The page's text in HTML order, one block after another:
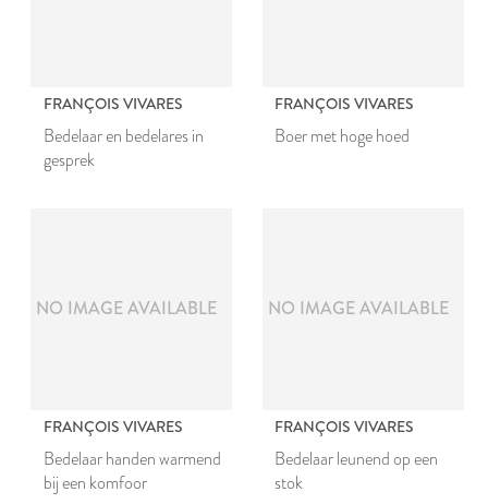
FRANÇOIS VIVARES
Bedelaar en bedelares in
gesprek
FRANÇOIS VIVARES
Boer met hoge hoed
NO IMAGE AVAILABLE
FRANÇOIS VIVARES
Bedelaar handen warmend
bij een komfoor
NO IMAGE AVAILABLE
FRANÇOIS VIVARES
Bedelaar leunend op een
stok